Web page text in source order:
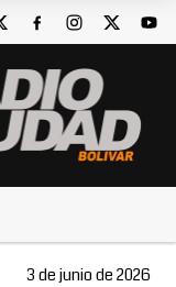
3 de junio de 2026